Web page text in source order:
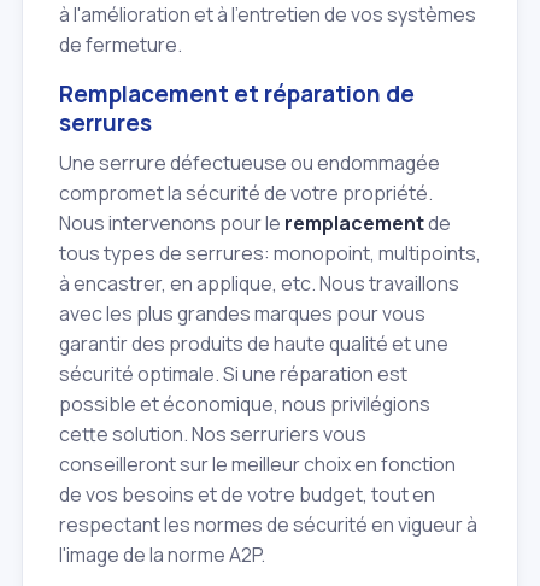
à l'amélioration et à l'entretien de vos systèmes
de fermeture.
Remplacement et réparation de
serrures
Une serrure défectueuse ou endommagée
compromet la sécurité de votre propriété.
Nous intervenons pour le remplacementde
tous types de serrures: monopoint, multipoints,
à encastrer, en applique, etc. Nous travaillons
avec les plus grandes marques pour vous
garantir des produits de haute qualité et une
sécurité optimale. Si une réparation est
possible et économique, nous privilégions
cette solution. Nos serruriers vous
conseilleront sur le meilleur choix en fonction
de vos besoins et de votre budget, tout en
respectant les normes de sécurité en vigueur à
l'image de la norme A2P.